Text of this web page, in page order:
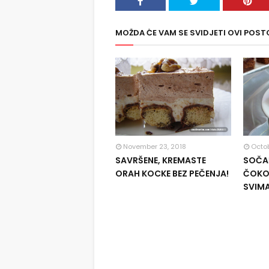
MOŽDA ĆE VAM SE SVIDJETI OVI
November 23, 2018
SAVRŠENE, KREMASTE
ORAH KOCKE BEZ PEČENJA!